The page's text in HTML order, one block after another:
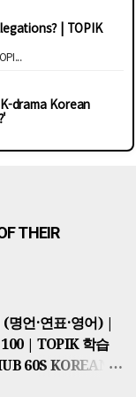
| TOPIK
drama Korean
THEIR
언·연표·영어) |
| TOPIK 학습
60S KOREAN